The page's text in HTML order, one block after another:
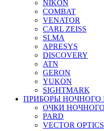
NIKON
COMBAT
VENATOR
CARL ZEISS
SLMA
APRESYS
DISCOVERY
ATN
GERON
YUKON
SIGHTMARK
ПРИБОРЫ НОЧНОГО
ОЧКИ
PARD
VECTOR OPTICS